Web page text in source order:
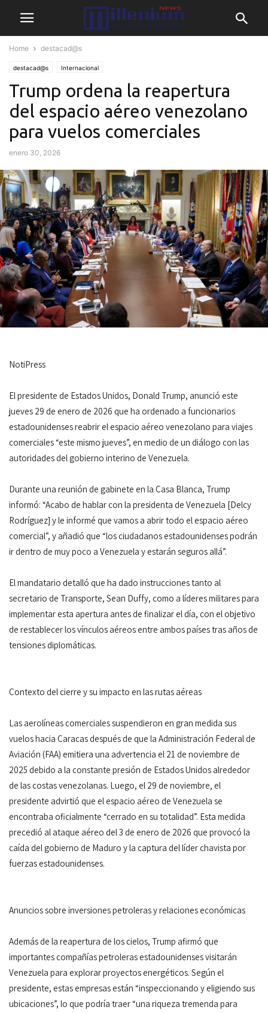
Home destacad@s
destacad@s Internacional
Trump ordena la reapertura
del espacio aéreo venezolano
para vuelos comerciales
enero 30, 2026
NotiPress
El presidente de Estados Unidos, Donald Trump, anunció este
jueves 29 de enero de 2026 que ha ordenado a funcionarios
estadounidenses reabrir el espacio aéreo venezolano para viajes
comerciales “este mismo jueves”, en medio de un diálogo con las
autoridades del gobierno interino de Venezuela.
Durante una reunión de gabinete en la Casa Blanca, Trump
informó: “Acabo de hablar con la presidenta de Venezuela [Delcy
Rodríguez] y le informé que vamos a abrir todo el espacio aéreo
comercial”, y añadió que “los ciudadanos estadounidenses podrán
ir dentro de muy poco a Venezuela y estarán seguros allá”.
El mandatario detalló que ha dado instrucciones tanto al
secretario de Transporte, Sean Duffy, como a líderes militares para
implementar esta apertura antes de finalizar el día, con el objetivo
de restablecer los vínculos aéreos entre ambos países tras años de
tensiones diplomáticas.
Contexto del cierre y su impacto en las rutas aéreas
Las aerolíneas comerciales suspendieron en gran medida sus
vuelos hacia Caracas después de que la Administración Federal de
Aviación (FAA) emitiera una advertencia el 21 de noviembre de
2025 debido a la constante presión de Estados Unidos alrededor
de las costas venezolanas. Luego, el 29 de noviembre, el
presidente advirtió que el espacio aéreo de Venezuela se
encontraba oficialmente “cerrado en su totalidad”. Esta medida
precedió al ataque aéreo del 3 de enero de 2026 que provocó la
caída del gobierno de Maduro y la captura del líder chavista por
fuerzas estadounidenses.
Anuncios sobre inversiones petroleras y relaciones económicas
Además de la reapertura de los cielos, Trump afirmó que
importantes compañías petroleras estadounidenses visitarán
Venezuela para explorar proyectos energéticos. Según el
presidente, estas empresas están “inspeccionando y eligiendo sus
ubicaciones”, lo que podría traer “una riqueza tremenda para